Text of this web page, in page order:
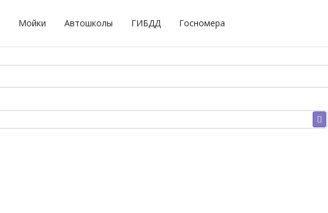
Мойки Автошколы ГИБДД Госномера